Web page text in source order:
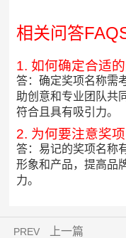
相关问答
1. 如何确定合适的
答：确定奖项名称需
助创意和专业团队共
符合且具有吸引力。
2. 为何要注意奖项
答：易记的奖项名称
形象和产品，提高品
力。
PREV 上一篇